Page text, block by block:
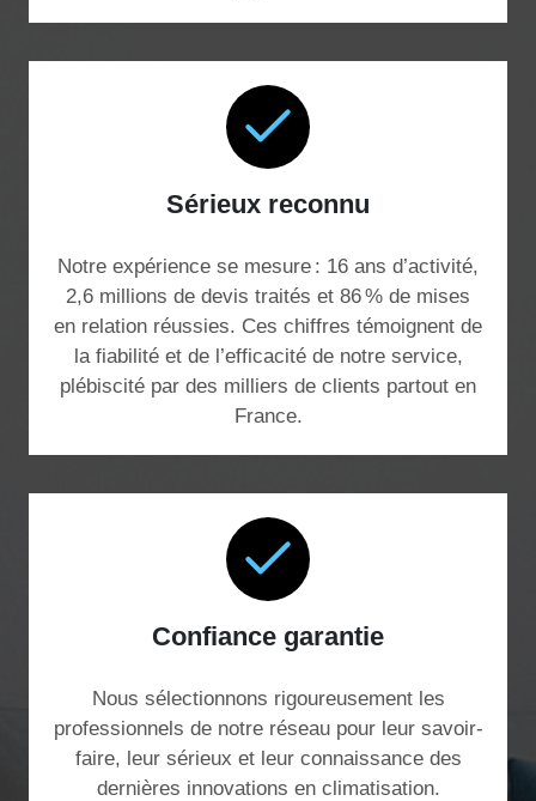
Sérieux reconnu
Notre expérience se mesure : 16 ans d’activité,
2,6 millions de devis traités et 86 % de mises
en relation réussies. Ces chiffres témoignent de
la fiabilité et de l’efficacité de notre service,
plébiscité par des milliers de clients partout en
France.
Confiance garantie
Nous sélectionnons rigoureusement les
professionnels de notre réseau pour leur savoir-
faire, leur sérieux et leur connaissance des
dernières innovations en climatisation.